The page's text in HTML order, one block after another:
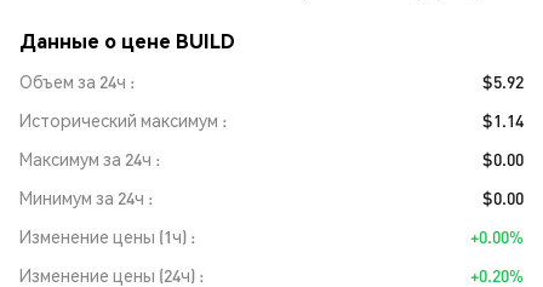
Данные о цене BUILD
Объем за 24ч
$5.92
Исторический максимум
$1.14
Максимум за 24ч
$0.00
Минимум за 24ч
$0.00
Изменение цены (1ч)
+0.00%
Изменение цены (24ч)
+0.20%